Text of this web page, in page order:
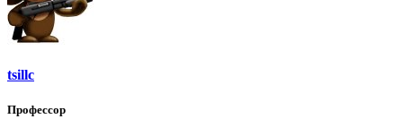
tsillc
Профессор